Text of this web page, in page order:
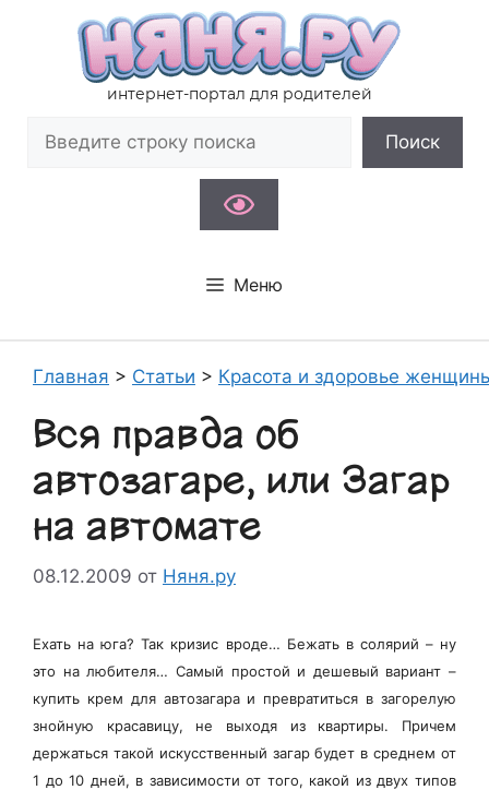
содержимому
интернет-портал для родителей
Поиск
Меню
Главная > Статьи > Красота и здоровье
Вся правда об
автозагаре, или Загар
на автомате
08.12.2009 от Няня.ру
Ехать на юга? Так кризис вроде… Бежать в солярий – ну
это на любителя… Самый простой и дешевый вариант –
купить крем для автозагара и превратиться в загорелую
знойную красавицу, не выходя из квартиры. Причем
держаться такой искусственный загар будет в среднем от
1 до 10 дней, в зависимости от того, какой из двух типов